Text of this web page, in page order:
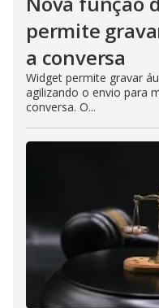
permite
a conversa
Widget permite gravar
agilizando o envio para
conversa. O...